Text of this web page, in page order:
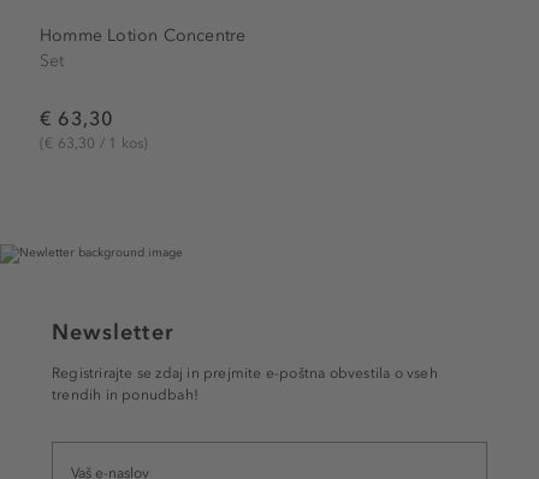
Homme Lotion Concentre
Set
€ 63,30
(€ 63,30 / 1 kos)
Newsletter
Registrirajte se zdaj in prejmite e-poštna obvestila o vseh
trendih in ponudbah!